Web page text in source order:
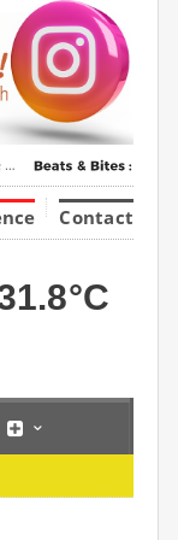
Contact